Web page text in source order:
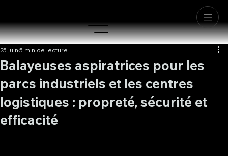
Balayeuses aspiratrices pour les
parcs industriels et les centres
logistiques : propreté, sécurité et
efficacité
25 juin 5 min de lecture